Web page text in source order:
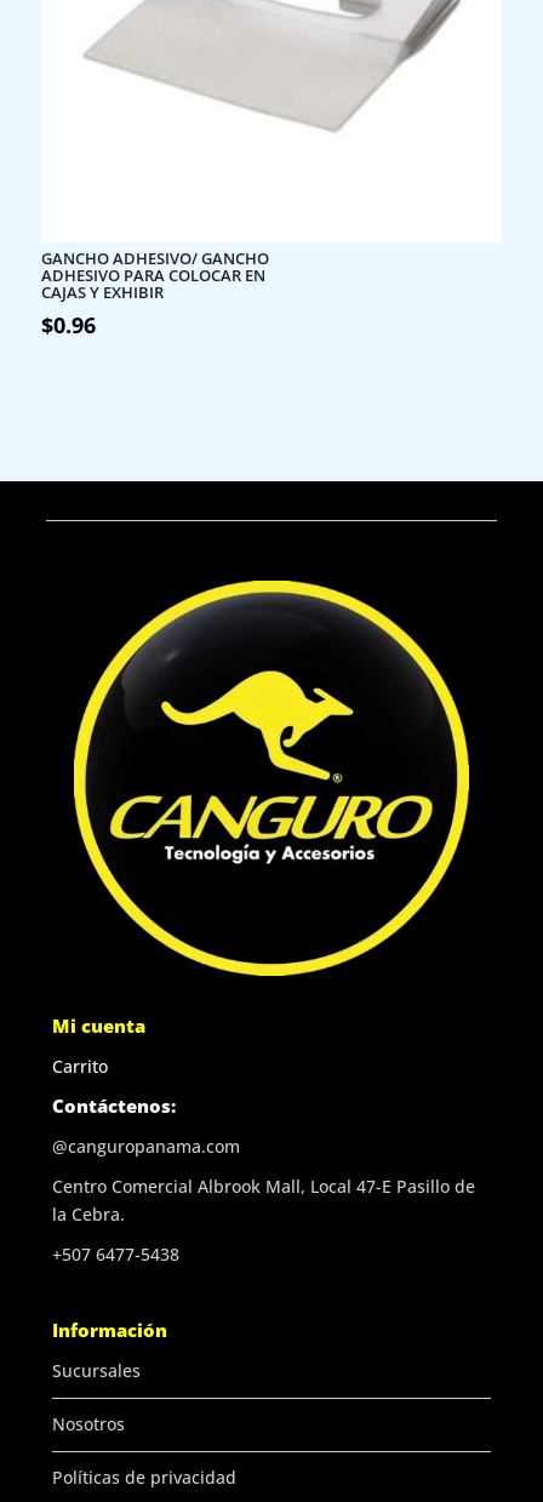
GANCHO ADHESIVO/ GANCHO
ADHESIVO PARA COLOCAR EN
CAJAS Y EXHIBIR
$0.96
Mi cuenta
Carrito
Contáctenos:
@canguropanama.com
Centro Comercial Albrook Mall, Local 47-E Pasillo de
la Cebra.
+507 6477-5438
Información
Sucursales
Nosotros
Políticas de privacidad